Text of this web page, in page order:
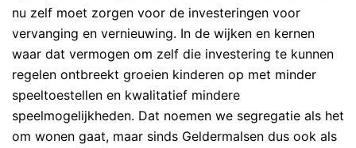
nu zelf moet zorgen voor de investeringen voor
vervanging en vernieuwing. In de wijken en kernen
waar dat vermogen om zelf die investering te kunnen
regelen ontbreekt groeien kinderen op met minder
speeltoestellen en kwalitatief mindere
speelmogelijkheden. Dat noemen we segregatie als het
om wonen gaat, maar sinds Geldermalsen dus ook als